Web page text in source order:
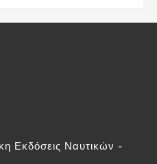
Εκδόσεις Ναυτικών -